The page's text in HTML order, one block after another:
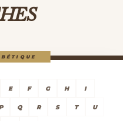
E F G H I
P Q R S T U